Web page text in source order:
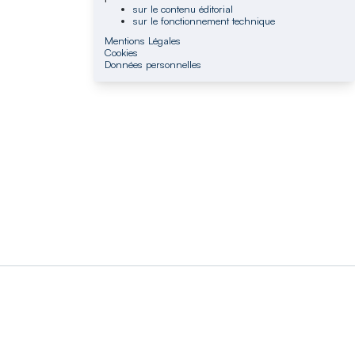
sur le contenu éditorial
sur le fonctionnement technique
Mentions Légales
Cookies
Données personnelles